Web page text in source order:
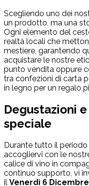
Scegliendo uno dei
un prodotto, ma una
Ogni elemento del
realtà locali che
mestiere, garantendo
acquistare le nostre
punto vendita oppure
tra confezioni di carta
in legno per un regalo
Degustazioni
speciale
Durante tutto il
accogliervi con le
calice di vino in
continuo supporto, vi
il Venerdì 6